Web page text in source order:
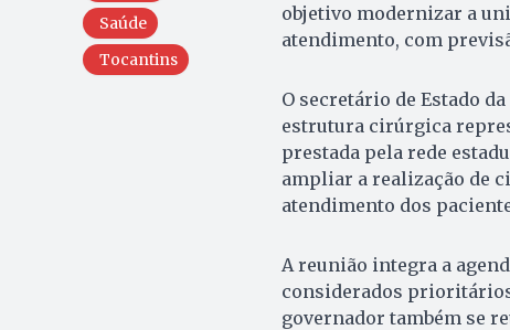
Saúde
Tocantins
objetivo modernizar a
atendimento, com
O secretário de Estado
estrutura cirúrgica
prestada pela rede
ampliar a realização de
atendimento dos
A reunião integra a
considerados
governador também se